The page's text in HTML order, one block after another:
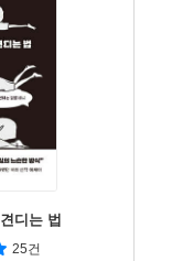
디는 법
25건